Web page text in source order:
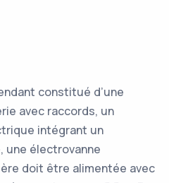
constitué d’une
avec raccords, un
intégrant un
une électrovanne
doit être alimentée avec